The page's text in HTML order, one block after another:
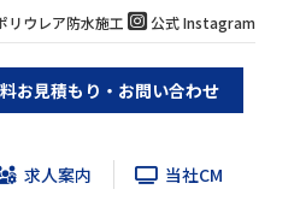
リウレア防水施工 公式 Instagram
お見積もり・お問い合わせ
求人案内 当社CM
求人案内 当社CM